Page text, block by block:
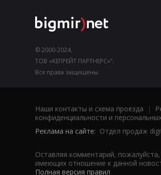
© 2000-2024,
ТОВ «КЕПРЕЙТ ПАРТНЕРС»".
Все права защищены.
Наши контакты и схема проезда |
конфиденциальности и
Реклама на сайте: Отдел продаж
Оставляя комментарий,
имеющих отношение к данной
Полная версия правил